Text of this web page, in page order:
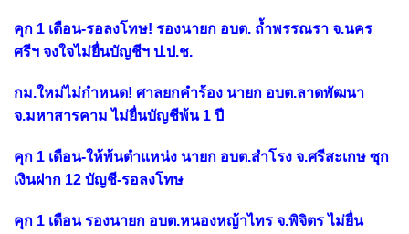
คุก 1 เดือน-รอลงโทษ! รองนายก อบต. ถ้ำพรรณรา จ.นคร
ศรีฯ จงใจไม่ยื่นบัญชีฯ ป.ป.ช.
กม.ใหม่ไม่กำหนด! ศาลยกคำร้อง นายก อบต.ลาดพัฒนา
จ.มหาสารคาม ไม่ยื่นบัญชีพ้น 1 ปี
คุก 1 เดือน-ให้พ้นตำแหน่ง นายก อบต.สำโรง จ.ศรีสะเกษ ซุก
เงินฝาก 12 บัญชี-รอลงโทษ
คุก 1 เดือน รองนายก อบต.หนองหญ้าไทร จ.พิจิตร ไม่ยื่น